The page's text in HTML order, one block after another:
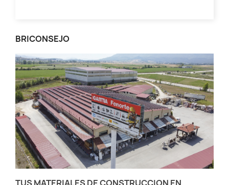
BRICONSEJO
TUS MATERIALES DE CONSTRUCCION EN